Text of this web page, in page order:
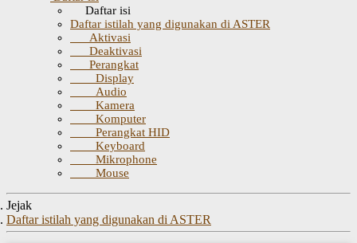
Daftar isi
Daftar istilah yang digunakan di ASTER
Aktivasi
Deaktivasi
Perangkat
Display
Audio
Kamera
Komputer
Perangkat HID
Keyboard
Mikrophone
Mouse
Jejak
Daftar istilah yang digunakan di ASTER